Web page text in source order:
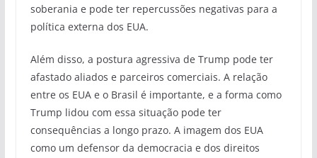
soberania e pode ter repercussões negativas para a
política externa dos EUA.
Além disso, a postura agressiva de Trump pode ter
afastado aliados e parceiros comerciais. A relação
entre os EUA e o Brasil é importante, e a forma como
Trump lidou com essa situação pode ter
consequências a longo prazo. A imagem dos EUA
como um defensor da democracia e dos direitos